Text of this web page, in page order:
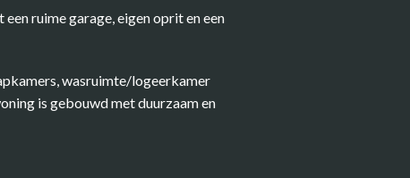
ruime garage, eigen oprit en een
wasruimte/logeerkamer
is gebouwd met duurzaam en